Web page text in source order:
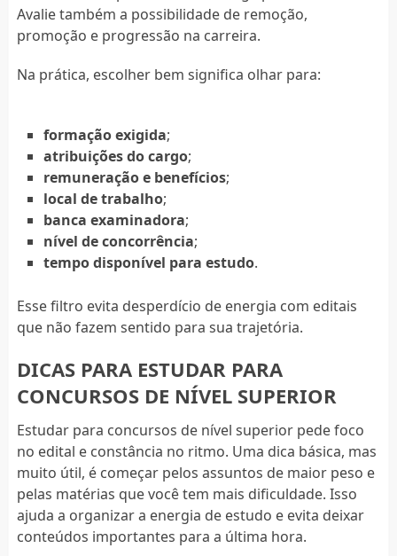
Avalie também a possibilidade de remoção,
promoção e progressão na carreira.
Na prática, escolher bem significa olhar para:
formação exigida;
atribuições do cargo;
remuneração e benefícios;
local de trabalho;
banca examinadora;
nível de concorrência;
tempo disponível para estudo.
Esse filtro evita desperdício de energia com editais
que não fazem sentido para sua trajetória.
DICAS PARA ESTUDAR PARA
CONCURSOS DE NÍVEL SUPERIOR
Estudar para concursos de nível superior pede foco
no edital e constância no ritmo. Uma dica básica, mas
muito útil, é começar pelos assuntos de maior peso e
pelas matérias que você tem mais dificuldade. Isso
ajuda a organizar a energia de estudo e evita deixar
conteúdos importantes para a última hora.